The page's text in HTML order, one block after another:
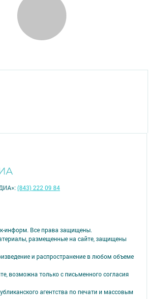
информ. Все права защищены.
размещенные на сайте, защищены
и распространение в любом объеме
возможна только с письменного согласия
агентства по печати и массовым
(843) 222 09 84